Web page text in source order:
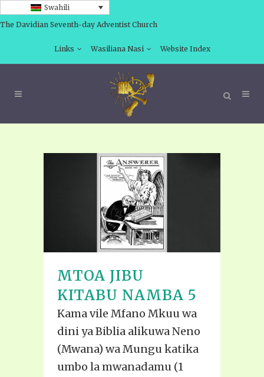
Swahili
The Davidian Seventh-day Adventist Church
Links Wasiliana Nasi Website Index
MTOA JIBU
KITABU NAMBA 5
Kama vile Mfano Mkuu wa
dini ya Biblia alikuwa Neno
(Mwana) wa Mungu katika
umbo la mwanadamu (1